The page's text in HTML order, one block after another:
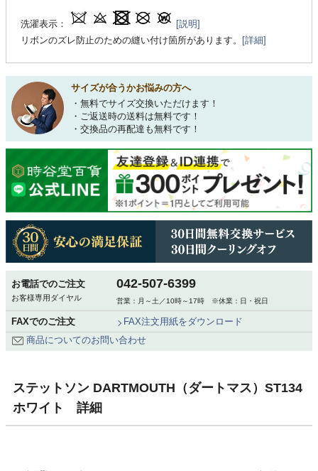
洗濯表示：
[説明]
リボンのズレ防止のための縫い付け箇所があります。 [詳細]
サイズが合うかお悩みの方へ
・無料でサイズ交換いただけます！
・ご返送時の送料は無料です！
・交換品の再配達も無料です！
お電話でのご注文
お客様専用ダイヤル
042-507-6399
営業：月～土／10時～17時 ※休業：日・祝日
FAXでのご注文
FAX注文用紙をダウンロード
商品についてのお問い合わせ
ステットソン DARTMOUTH（ダートマス）ST134
ホワイト 詳細